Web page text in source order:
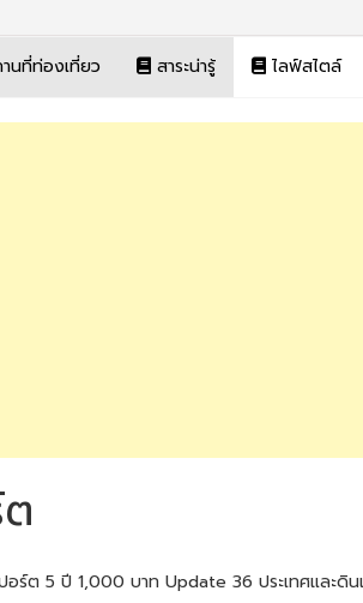
นที่ท่องเที่ยว สาระน่ารู้ ไลฟ์สไตล์
ต 5 ปี 1,000 บาท Update 36 ประเทศและดิ